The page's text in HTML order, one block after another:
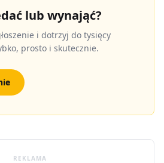
lub wynająć?
i dotrzyj do tysięcy
prosto i skutecznie.
REKLAMA